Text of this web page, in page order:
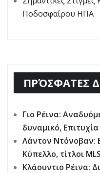
Ποδοσφαίρου ΗΠΑ
ΠΡΌΣΦΑΤΕΣ
Γιο Ρέινα:
δυναμικό,
Λάντον Ντόνοβαν:
Κύπελλο, τίτλοι
Κλάουντιο Ρέινα: